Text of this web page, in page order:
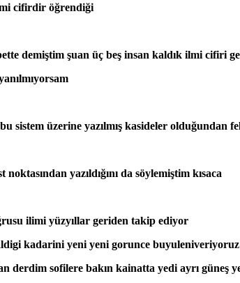
cifirdir öğrendiği
demiştim şuan üç beş insan kaldık ilmi cifiri
sistem üzerine yazılmış kasideler olduğundan
yazıldığını da söylemiştim kısaca
ilimi yüzyıllar geriden takip ediyor
kadarini yeni yeni gorunce
derdim sofilere bakın kainatta yedi ayrı